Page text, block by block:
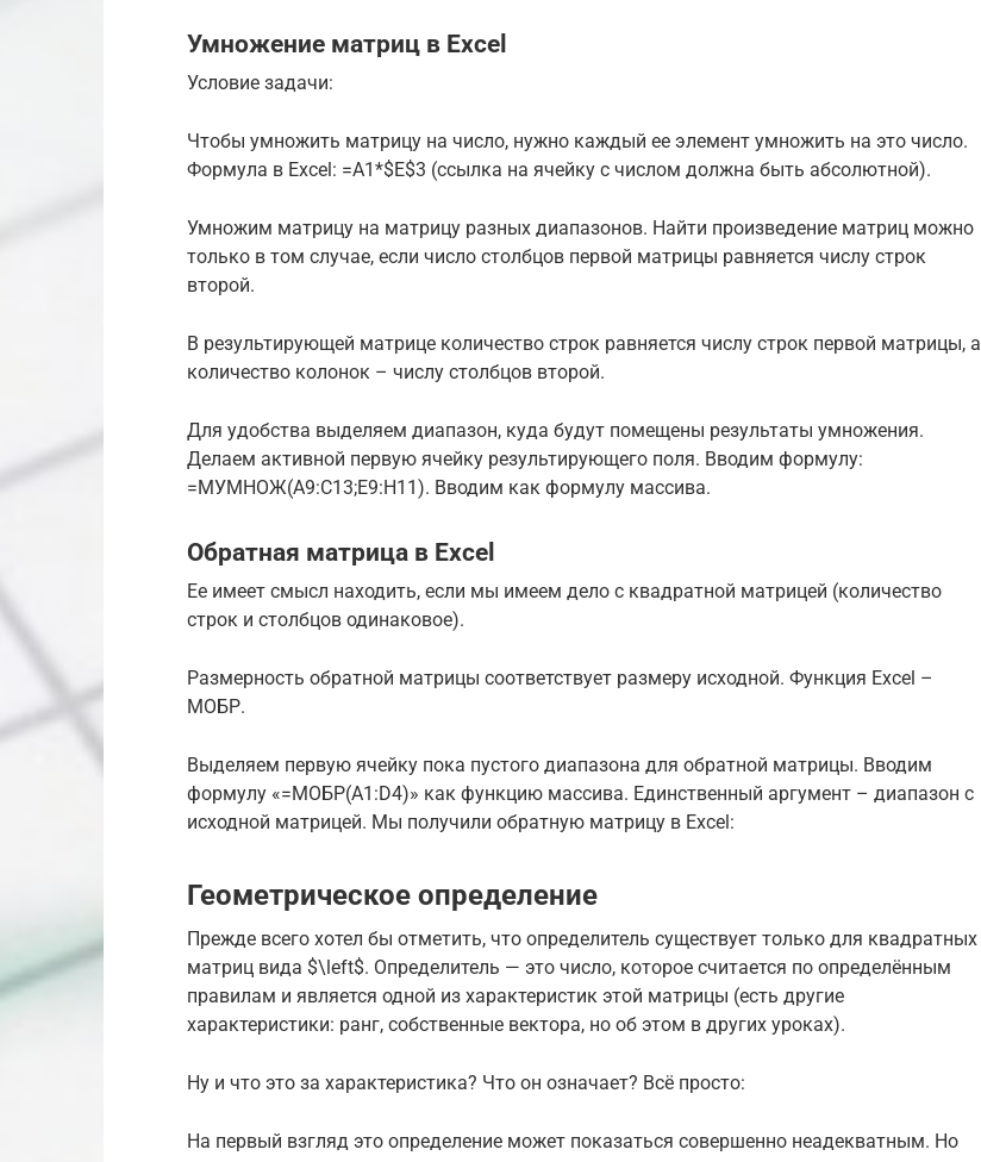
Умножение матриц в Excel
Условие задачи:
Чтобы умножить матрицу на число, нужно каждый ее элемент умножить на это число.
Формула в Excel: =A1*$E$3 (ссылка на ячейку с числом должна быть абсолютной).
Умножим матрицу на матрицу разных диапазонов. Найти произведение матриц можно
только в том случае, если число столбцов первой матрицы равняется числу строк
второй.
В результирующей матрице количество строк равняется числу строк первой матрицы, а
количество колонок – числу столбцов второй.
Для удобства выделяем диапазон, куда будут помещены результаты умножения.
Делаем активной первую ячейку результирующего поля. Вводим формулу:
=МУМНОЖ(A9:C13;E9:H11). Вводим как формулу массива.
Обратная матрица в Excel
Ее имеет смысл находить, если мы имеем дело с квадратной матрицей (количество
строк и столбцов одинаковое).
Размерность обратной матрицы соответствует размеру исходной. Функция Excel –
МОБР.
Выделяем первую ячейку пока пустого диапазона для обратной матрицы. Вводим
формулу «=МОБР(A1:D4)» как функцию массива. Единственный аргумент – диапазон с
исходной матрицей. Мы получили обратную матрицу в Excel:
Геометрическое определение
Прежде всего хотел бы отметить, что определитель существует только для квадратных
матриц вида $\left$. Определитель — это число, которое cчитается по определённым
правилам и является одной из характеристик этой матрицы (есть другие
характеристики: ранг, собственные вектора, но об этом в других уроках).
Ну и что это за характеристика? Что он означает? Всё просто:
На первый взгляд это определение может показаться совершенно неадекватным. Но